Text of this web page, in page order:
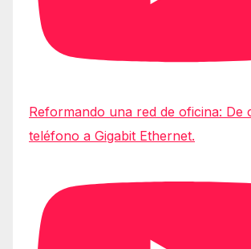
Reformando una red de oficina: De
teléfono a Gigabit Ethernet.